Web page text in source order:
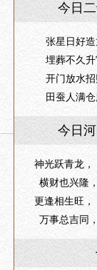
今日
张星日好
埋葬不久
开门放水
田蚕人满
今日
神光跃青龙，
横财也兴隆
更逢相生旺，
万事总吉同